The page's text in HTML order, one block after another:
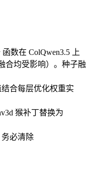
函数在 ColQwen3.5 上
合均受影响）。种子融
合每层优化权重实
猴补丁替换为
必清除